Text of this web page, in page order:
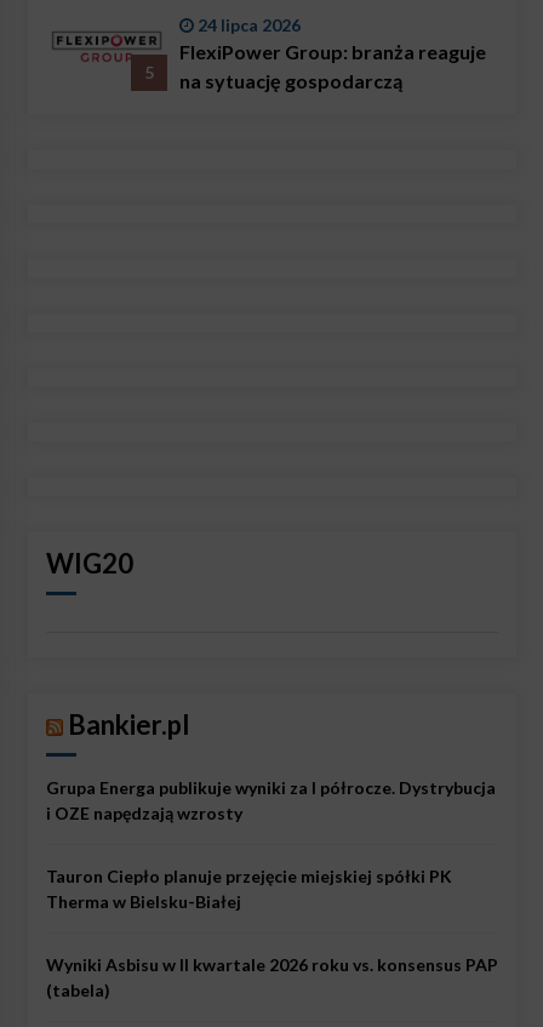
5
24 lipca 2026
FlexiPower Group: branża reaguje
na sytuację gospodarczą
WIG20
Bankier.pl
Grupa Energa publikuje wyniki za I półrocze. Dystrybucja
i OZE napędzają wzrosty
Tauron Ciepło planuje przejęcie miejskiej spółki PK
Therma w Bielsku-Białej
Wyniki Asbisu w II kwartale 2026 roku vs. konsensus PAP
(tabela)